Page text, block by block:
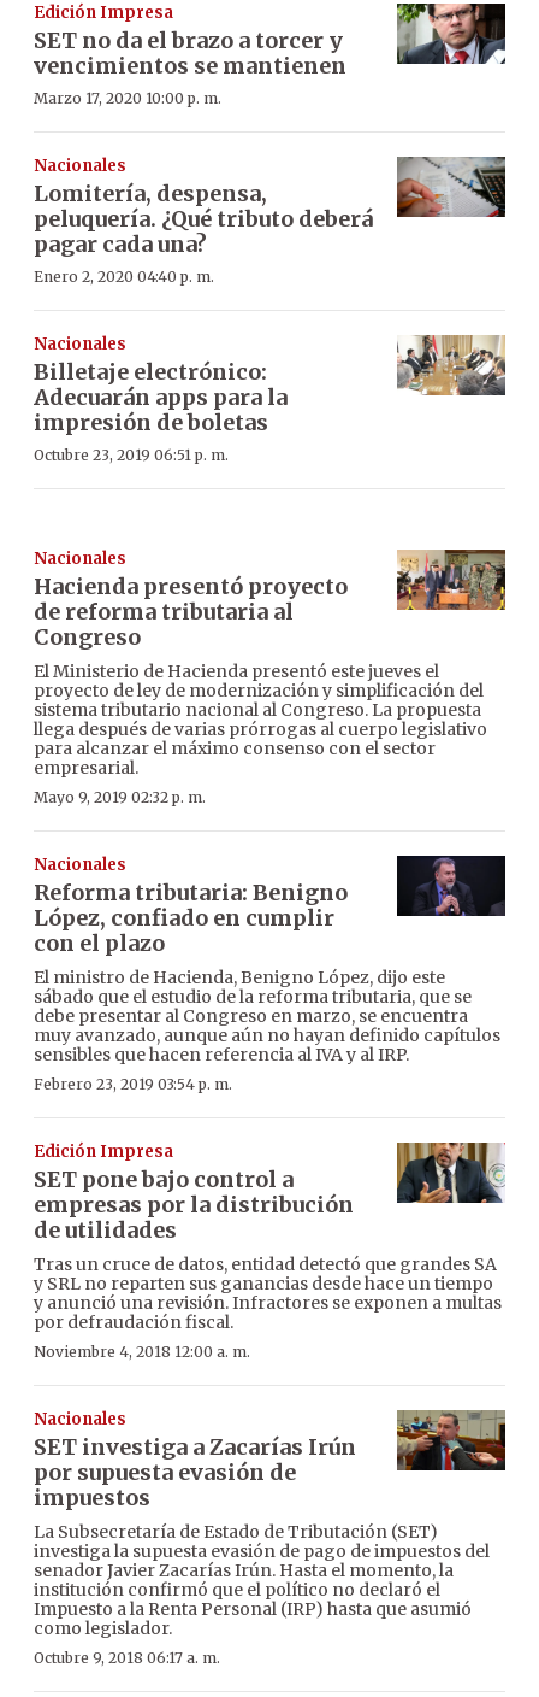
Edición Impresa
SET no da el brazo a torcer y
vencimientos se mantienen
Marzo 17, 2020 10:00 p. m.
Nacionales
Lomitería, despensa,
peluquería. ¿Qué tributo deberá
pagar cada una?
Enero 2, 2020 04:40 p. m.
Nacionales
Billetaje electrónico:
Adecuarán apps para la
impresión de boletas
Octubre 23, 2019 06:51 p. m.
Nacionales
Hacienda presentó proyecto
de reforma tributaria al
Congreso
El Ministerio de Hacienda presentó este jueves el
proyecto de ley de modernización y simplificación del
sistema tributario nacional al Congreso. La propuesta
llega después de varias prórrogas al cuerpo legislativo
para alcanzar el máximo consenso con el sector
empresarial.
Mayo 9, 2019 02:32 p. m.
Nacionales
Reforma tributaria: Benigno
López, confiado en cumplir
con el plazo
El ministro de Hacienda, Benigno López, dijo este
sábado que el estudio de la reforma tributaria, que se
debe presentar al Congreso en marzo, se encuentra
muy avanzado, aunque aún no hayan definido capítulos
sensibles que hacen referencia al IVA y al IRP.
Febrero 23, 2019 03:54 p. m.
Edición Impresa
SET pone bajo control a
empresas por la distribución
de utilidades
Tras un cruce de datos, entidad detectó que grandes SA
y SRL no reparten sus ganancias desde hace un tiempo
y anunció una revisión. Infractores se exponen a multas
por defraudación fiscal.
Noviembre 4, 2018 12:00 a. m.
Nacionales
SET investiga a Zacarías Irún
por supuesta evasión de
impuestos
La Subsecretaría de Estado de Tributación (SET)
investiga la supuesta evasión de pago de impuestos del
senador Javier Zacarías Irún. Hasta el momento, la
institución confirmó que el político no declaró el
Impuesto a la Renta Personal (IRP) hasta que asumió
como legislador.
Octubre 9, 2018 06:17 a. m.